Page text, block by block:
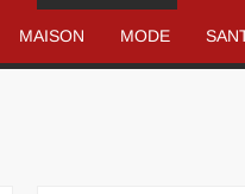
MAISON MODE